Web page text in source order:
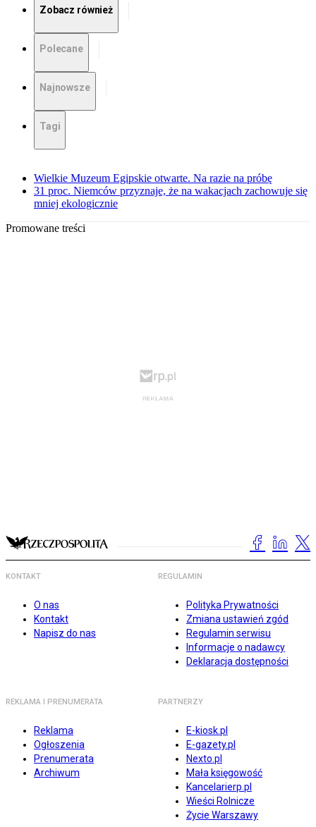
Zobacz również
Polecane
Najnowsze
Tagi
Wielkie Muzeum Egipskie otwarte. Na razie na próbę
31 proc. Niemców przyznaje, że na wakacjach zachowuje się
mniej ekologicznie
Promowane treści
KONTAKT
O nas
Kontakt
Napisz do nas
REGULAMIN
Polityka Prywatności
Zmiana ustawień zgód
Regulamin serwisu
Informacje o nadawcy
Deklaracja dostępności
REKLAMA I PRENUMERATA
Reklama
Ogłoszenia
Prenumerata
Archiwum
PARTNERZY
E-kiosk.pl
E-gazety.pl
Nexto.pl
Mała księgowość
Kancelarierp.pl
Wieści Rolnicze
Życie Warszawy